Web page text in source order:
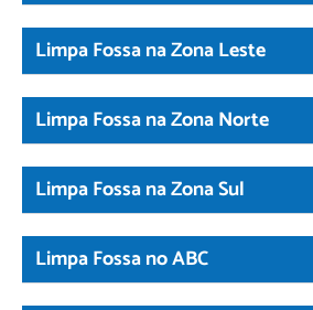
Limpa Fossa na Zona Leste
Limpa Fossa na Zona Norte
Limpa Fossa na Zona Sul
Limpa Fossa no ABC